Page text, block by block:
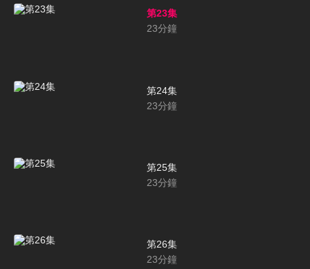
第23集
23分鐘
第24集
23分鐘
第25集
23分鐘
第26集
23分鐘